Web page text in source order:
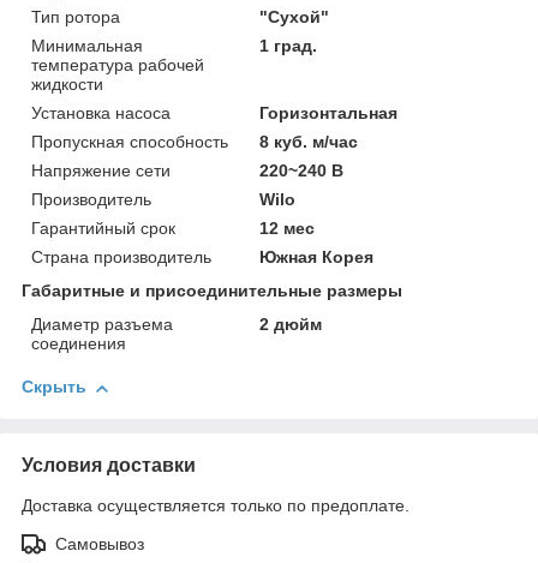
Тип ротора
"Сухой"
Минимальная
температура рабочей
жидкости
1 град.
Установка насоса
Горизонтальная
Пропускная способность
8 куб. м/час
Напряжение сети
220~240 В
Производитель
Wilo
Гарантийный срок
12 мес
Страна производитель
Южная Корея
Габаритные и присоединительные размеры
Диаметр разъема
соединения
2 дюйм
Скрыть
Условия доставки
Доставка осуществляется только по предоплате.
Самовывоз